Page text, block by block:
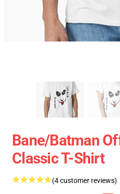
Bane/Batman
Classic T-Shirt
(4 customer reviews)